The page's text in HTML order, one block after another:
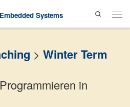
Systems
Search
Menu
> Winter Term
Programmieren in